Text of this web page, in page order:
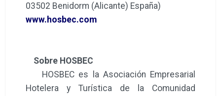
03502 Benidorm (Alicante) España)
www.hosbec.com
Sobre HOSBEC
HOSBEC es la Asociación Empresarial
Hotelera y Turística de la Comunidad